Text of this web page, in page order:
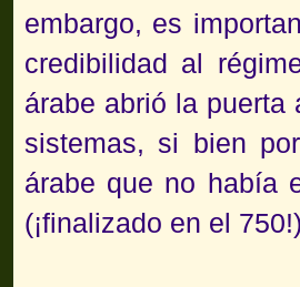
embargo, es
credibilidad al
árabe abrió la
sistemas, si bien
árabe que no había
(¡finalizado en el